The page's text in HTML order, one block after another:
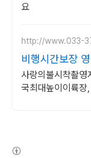
요
http://www.033-
비행시간보장
사랑의불시착촬영
국최대높이이륙장